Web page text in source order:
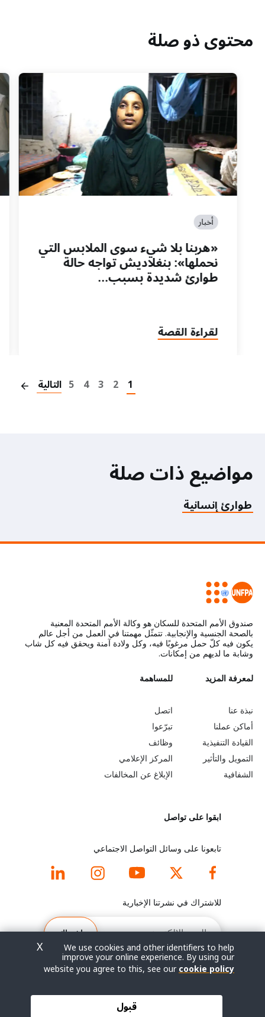
محتوى ذو صلة
أخبار
«هربنا بلا شيء سوى الملابس التي
نحملها»: بنغلاديش تواجه حالة
طوارئ شديدة بسبب…
لقراءة القصة
1
2
3
4
5 التالية
مواضيع ذات صلة
طوارئ إنسانية
صندوق الأمم المتحدة للسكان هو وكالة الأمم المتحدة المعنية
بالصحة الجنسية والإنجابية. تتمثّل مهمتنا في العمل من أجل عالم
يكون فيه كلّ حمل مرغوبًا فيه، وكل ولادة آمنة ويحقق فيه كل شاب
وشابة ما لديهم من إمكانات.
L
e
a
r
n
o
لمعرفة المزيد
نبذة عنا
أماكن عملنا
القيادة التنفيذية
التمويل والتأثير
الشفافية
G
o
b
e
y
n
d
f
o
o
t
e
r
للمساهمة
اتصل
تبرّعوا
وظائف
المركز الإعلامي
الإبلاغ عن المخالفات
ابقوا على تواصل
تابعونا على وسائل التواصل الاجتماعي
للاشتراك في نشرتنا الإخبارية
البريد
الإلكتروني
اشتراك
سياسة الخصوصية
We use cookies and other identifiers to help
improve your online experience. By using our
website you agree to this, see ourcookie policy
قبول
X